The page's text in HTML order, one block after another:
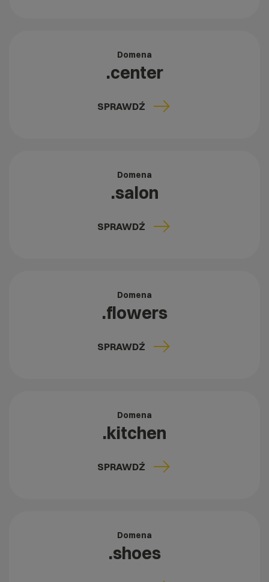
Domena
.center
SPRAWDŹ
Domena
.salon
SPRAWDŹ
Domena
.flowers
SPRAWDŹ
Domena
.kitchen
SPRAWDŹ
Domena
.shoes